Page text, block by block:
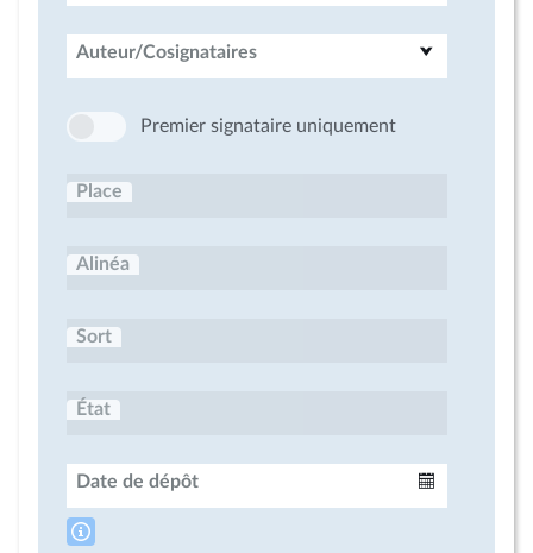
Auteur/Cosignataires
Premier signataire uniquement
Place
Alinéa
Sort
État
Date de dépôt